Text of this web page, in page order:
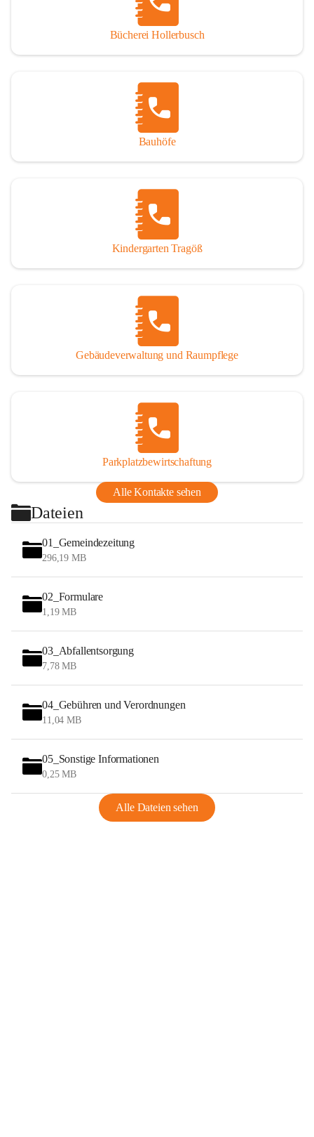
565 bis 2.123 m
Untertal, St. Katharein an der Laming, Hüttengraben,
Thörl, Kapfenberg, Bruck an der Mur, Proleb, Trofaiach,
Eisenerz, Vordernberg und Wildalpen
Bruck-Mürzzuschlag
Bücherei Hollerbusch
Bauhöfe
Kindergarten Tragöß
Gebäudeverwaltung und Raumpflege
Parkplatzbewirtschaftung
Alle Kontakte sehen
Dateien
01_Gemeindezeitung
296,19 MB
02_Formulare
1,19 MB
03_Abfallentsorgung
7,78 MB
04_Gebühren und Verordnungen
11,04 MB
05_Sonstige Informationen
0,25 MB
Alle Dateien sehen